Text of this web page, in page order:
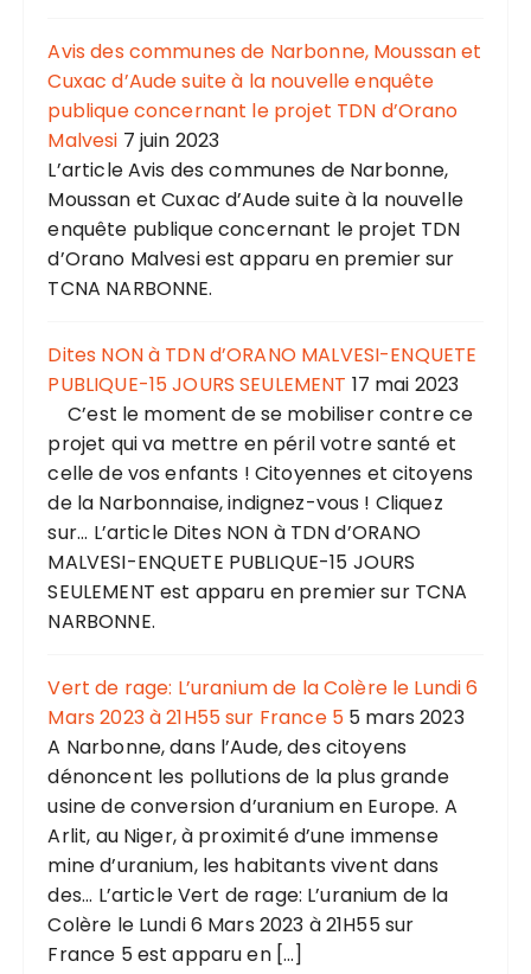
Avis des communes de Narbonne, Moussan et
Cuxac d’Aude suite à la nouvelle enquête
publique concernant le projet TDN d’Orano
Malvesi 7 juin 2023
L’article Avis des communes de Narbonne,
Moussan et Cuxac d’Aude suite à la nouvelle
enquête publique concernant le projet TDN
d’Orano Malvesi est apparu en premier sur
TCNA NARBONNE.
Dites NON à TDN d’ORANO MALVESI-ENQUETE
PUBLIQUE-15 JOURS SEULEMENT 17 mai 2023
C’est le moment de se mobiliser contre ce
projet qui va mettre en péril votre santé et
celle de vos enfants ! Citoyennes et citoyens
de la Narbonnaise, indignez-vous ! Cliquez
sur... L’article Dites NON à TDN d’ORANO
MALVESI-ENQUETE PUBLIQUE-15 JOURS
SEULEMENT est apparu en premier sur TCNA
NARBONNE.
Vert de rage: L’uranium de la Colère le Lundi 6
Mars 2023 à 21H55 sur France 5 5 mars 2023
A Narbonne, dans l’Aude, des citoyens
dénoncent les pollutions de la plus grande
usine de conversion d’uranium en Europe. A
Arlit, au Niger, à proximité d’une immense
mine d’uranium, les habitants vivent dans
des... L’article Vert de rage: L’uranium de la
Colère le Lundi 6 Mars 2023 à 21H55 sur
France 5 est apparu en […]